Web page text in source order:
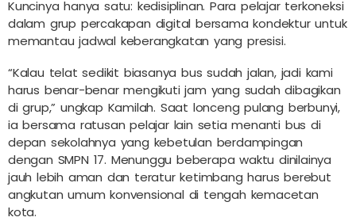
Kuncinya hanya satu: kedisiplinan. Para pelajar terkoneksi
dalam grup percakapan digital bersama kondektur untuk
memantau jadwal keberangkatan yang presisi.
“Kalau telat sedikit biasanya bus sudah jalan, jadi kami
harus benar-benar mengikuti jam yang sudah dibagikan
di grup,” ungkap Kamilah. Saat lonceng pulang berbunyi,
ia bersama ratusan pelajar lain setia menanti bus di
depan sekolahnya yang kebetulan berdampingan
dengan SMPN 17. Menunggu beberapa waktu dinilainya
jauh lebih aman dan teratur ketimbang harus berebut
angkutan umum konvensional di tengah kemacetan
kota.